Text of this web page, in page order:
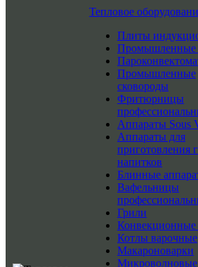
Тепловое
Плиты
Промышленные
Промышленные
сковороды
Фритюрницы
Аппараты Sous
Аппараты для
приготовления
напитков
Блинные
Вафельницы
Грили
Конвекционные
Котлы варочные
Макароноварки
Микроволновые